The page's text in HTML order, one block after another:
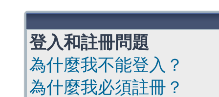
登入和註冊問題
為什麼我不能登入？
為什麼我必須註冊？